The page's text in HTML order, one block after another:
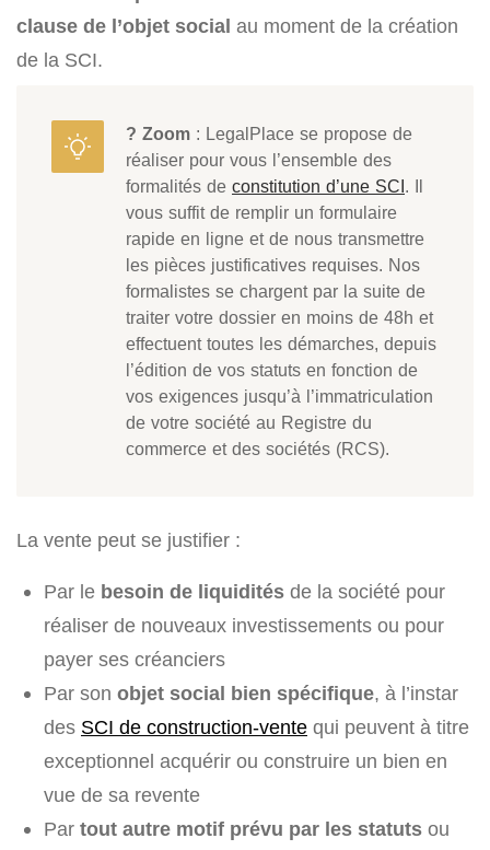
clause de l’objet social au moment de la création
de la SCI.
? Zoom : LegalPlace se propose de
réaliser pour vous l’ensemble des
formalités de constitution d’une SCI. Il
vous suffit de remplir un formulaire
rapide en ligne et de nous transmettre
les pièces justificatives requises. Nos
formalistes se chargent par la suite de
traiter votre dossier en moins de 48h et
effectuent toutes les démarches, depuis
l’édition de vos statuts en fonction de
vos exigences jusqu’à l’immatriculation
de votre société au Registre du
commerce et des sociétés (RCS).
La vente peut se justifier :
Par le besoin de liquidités de la société pour
réaliser de nouveaux investissements ou pour
payer ses créanciers
Par son objet social bien spécifique, à l’instar
des SCI de construction-vente qui peuvent à titre
exceptionnel acquérir ou construire un bien en
vue de sa revente
Par tout autre motif prévu par les statuts ou